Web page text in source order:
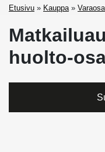
Etusivu » Kauppa»
huolto-